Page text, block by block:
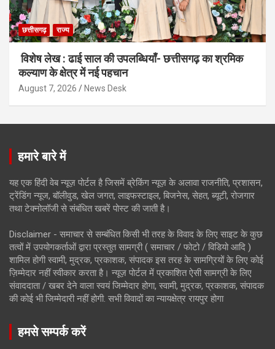
छत्तीसगढ़ राज्य
विशेष लेख : ढाई साल की उपलब्धियाँ- छत्तीसगढ़ का श्रमिक
कल्याण के क्षेत्र में नई पहचान
August 7, 2026 News Desk
हमारे बारे में
यह एक हिंदी वेब न्यूज़ पोर्टल है जिसमें ब्रेकिंग न्यूज़ के अलावा राजनीति, प्रशासन,
ट्रेंडिंग न्यूज, बॉलीवुड, खेल जगत, लाइफस्टाइल, बिजनेस, सेहत, ब्यूटी, रोजगार
तथा टेक्नोलॉजी से संबंधित खबरें पोस्ट की जाती है।
Disclaimer - समाचार से सम्बंधित किसी भी तरह के विवाद के लिए साइट के कुछ
तत्वों में उपयोगकर्ताओं द्वारा प्रस्तुत सामग्री ( समाचार / फोटो / विडियो आदि )
शामिल होगी स्वामी, मुद्रक, प्रकाशक, संपादक इस तरह के सामग्रियों के लिए कोई
ज़िम्मेदार नहीं स्वीकार करता है। न्यूज़ पोर्टल में प्रकाशित ऐसी सामग्री के लिए
संवाददाता / खबर देने वाला स्वयं जिम्मेदार होगा, स्वामी, मुद्रक, प्रकाशक, संपादक
की कोई भी जिम्मेदारी नहीं होगी. सभी विवादों का न्यायक्षेत्र रायपुर होगा
हमसे सम्पर्क करें